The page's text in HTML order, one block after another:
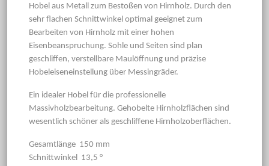
Hobel aus Metall zum Bestoßen von Hirnholz. Durch den
sehr flachen Schnittwinkel optimal geeignet zum
Bearbeiten von Hirnholz mit einer hohen
Eisenbeanspruchung. Sohle und Seiten sind plan
geschliffen, verstellbare Maulöffnung und präzise
Hobeleiseneinstellung über Messingräder.
Ein idealer Hobel für die professionelle
Massivholzbearbeitung. Gehobelte Hirnholzflächen sind
wesentlich schöner als geschliffene Hirnholzoberflächen.
Gesamtlänge 150 mm
Schnittwinkel 13,5 °